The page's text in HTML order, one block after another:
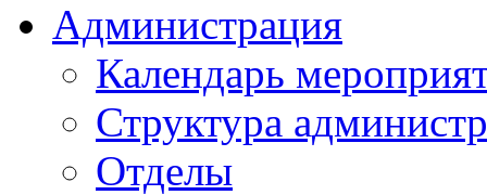
Администрация
Календарь
Структура
Отделы